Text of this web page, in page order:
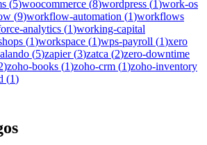
(5)woocommerce (8)wordpress (1)work-os
(9)workflow-automation (1)workflows
analytics (1)working-capital
(1)workspace (1)wps-payroll (1)xero
(5)zapier(3)zatca (2)zero-downtime
)zoho-books (1)zoho-crm (1)zoho-inventory
(1)